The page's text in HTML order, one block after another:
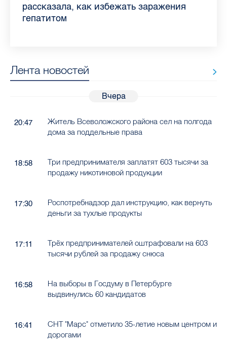
Ленобласти во II квартале 2026 года
рассказала, как избежать заражения
гепатитом
конкурс
работающих родителей
главные вопросы о заболевании
в жару
Лента новостей
Вчера
20:47
Житель Всеволожского района сел на полгода
дома за поддельные права
18:58
Три предпринимателя заплатят 603 тысячи за
продажу никотиновой продукции
17:30
Роспотребнадзор дал инструкцию, как вернуть
деньги за тухлые продукты
17:11
Трёх предпринимателей оштрафовали на 603
тысячи рублей за продажу снюса
16:58
На выборы в Госдуму в Петербурге
выдвинулись 60 кандидатов
16:41
СНТ "Марс" отметило 35-летие новым центром и
дорогами